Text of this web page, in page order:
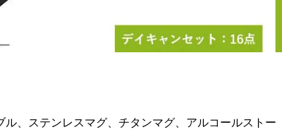
、ステンレスマグ、チタンマグ、アルコールストー